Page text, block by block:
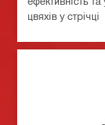
цвяхів у стрічці